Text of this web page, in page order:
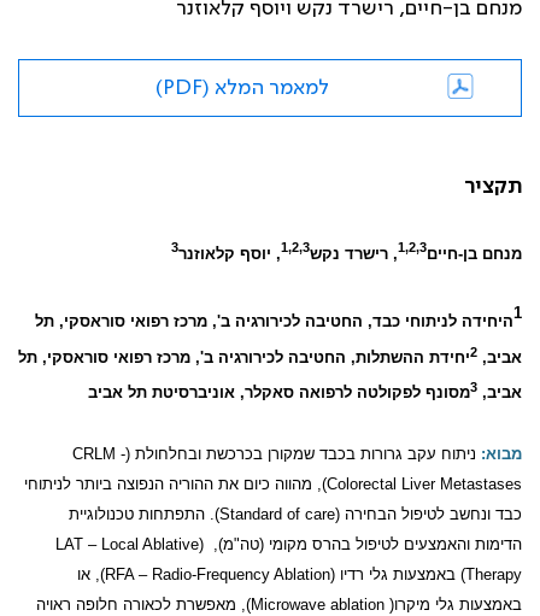
מנחם בן-חיים, רישרד נקש ויוסף קלאוזנר
למאמר המלא (PDF)
תקציר
מנחם בן-חיים1,2,3, רישרד נקש1,2,3, יוסף קלאוזנר3
1היחידה לניתוחי כבד, החטיבה לכירורגיה ב', מרכז רפואי סוראסקי, תל
אביב, 2יחידת ההשתלות, החטיבה לכירורגיה ב', מרכז רפואי סוראסקי, תל
אביב, 3מסונף לפקולטה לרפואה סאקלר, אוניברסיטת תל אביב
מבוא: ניתוח עקב גרורות בכבד שמקורן בכרכשת ובחלחולת (CRLM -
Colorectal Liver Metastases) , מהווה כיום את ההוריה הנפוצה ביותר לניתוחי
כבד ונחשב לטיפול הבחירה (Standard of care)
. התפתחות טכנולוגיית
הדימות והאמצעים לטיפול בהרס מקומי (טה"מ),
(LAT – Local Ablative
Therapy) באמצעות גלי רדיו (RFA – Radio-Frequency Ablation)
, או
באמצעות גלי מיקרו( Microwave ablation)
, מאפשרת לכאורה חלופה ראויה